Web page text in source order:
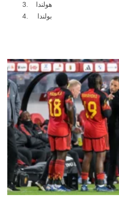
3.
هولندا
4.
بولندا